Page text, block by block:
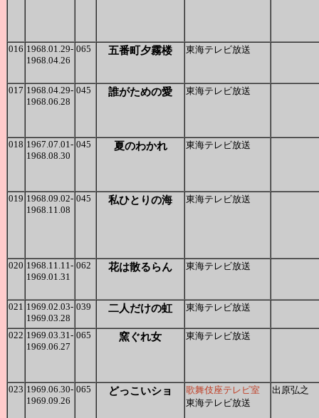
016 1968.01.29-
1968.04.26
065 五番町夕霧楼 東海テレビ放送
017 1968.04.29-
1968.06.28
045 誰がための愛 東海テレビ放送
018 1967.07.01-
1968.08.30
045 夏のわかれ 東海テレビ放送
019 1968.09.02-
1968.11.08
045 私ひとりの海 東海テレビ放送
020 1968.11.11-
1969.01.31
062 花は散るらん 東海テレビ放送
021 1969.02.03-
1969.03.28
039 二人だけの虹 東海テレビ放送
022 1969.03.31-
1969.06.27
065 窯ぐれ女 東海テレビ放送
023 1969.06.30-
1969.09.26
065 どっこいショ
歌舞伎座テレビ室
東海テレビ放送
出原弘之